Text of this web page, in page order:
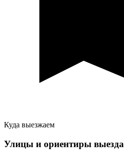
Куда выезжаем
Улицы и ориентиры выезда